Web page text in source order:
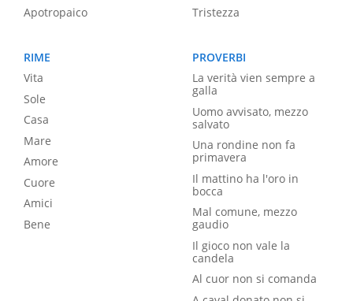
Apotropaico
Tristezza
RIME
Vita
Sole
Casa
Mare
Amore
Cuore
Amici
Bene
PROVERBI
La verità vien sempre a
galla
Uomo avvisato, mezzo
salvato
Una rondine non fa
primavera
Il mattino ha l'oro in
bocca
Mal comune, mezzo
gaudio
Il gioco non vale la
candela
Al cuor non si comanda